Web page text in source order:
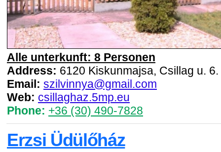
Alle unterkunft: 8 Personen
Address: 6120 Kiskunmajsa, Csillag u. 6.
Email: szilvinnya@gmail.com
Web: csillaghaz.5mp.eu
Phone: +36 (30) 490-7828
Erzsi Üdülőház